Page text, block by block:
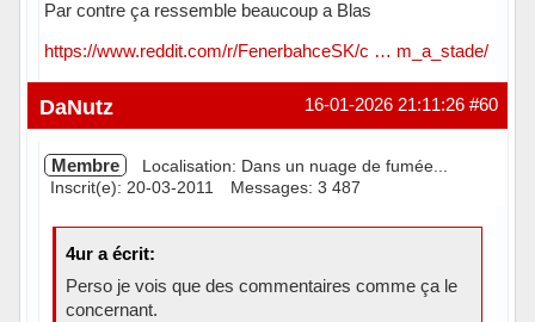
Par contre ça ressemble beaucoup a Blas
https://www.reddit.com/r/FenerbahceSK/c … m_a_stade/
Hors ligne #60
16-01-2026 21:11:26
DaNutz
Membre
Localisation: Dans un nuage de fumée...
Inscrit(e): 20-03-2011
Messages: 3 487
4ur a écrit:
Perso je vois que des commentaires comme ça le
concernant.